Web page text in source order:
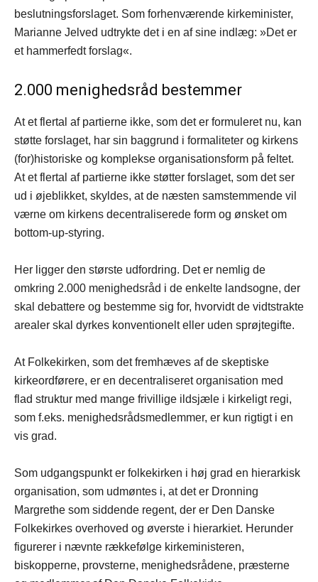
beslutningsforslaget. Som forhenværende kirkeminister,
Marianne Jelved udtrykte det i en af sine indlæg: »Det er
et hammerfedt forslag«.
2.000 menighedsråd bestemmer
At et flertal af partierne ikke, som det er formuleret nu, kan
støtte forslaget, har sin baggrund i formaliteter og kirkens
(for)historiske og komplekse organisationsform på feltet.
At et flertal af partierne ikke støtter forslaget, som det ser
ud i øjeblikket, skyldes, at de næsten samstemmende vil
værne om kirkens decentraliserede form og ønsket om
bottom-up-styring.
Her ligger den største udfordring. Det er nemlig de
omkring 2.000 menighedsråd i de enkelte landsogne, der
skal debattere og bestemme sig for, hvorvidt de vidtstrakte
arealer skal dyrkes konventionelt eller uden sprøjtegifte.
At Folkekirken, som det fremhæves af de skeptiske
kirkeordførere, er en decentraliseret organisation med
flad struktur med mange frivillige ildsjæle i kirkeligt regi,
som f.eks. menighedsrådsmedlemmer, er kun rigtigt i en
vis grad.
Som udgangspunkt er folkekirken i høj grad en hierarkisk
organisation, som udmøntes i, at det er Dronning
Margrethe som siddende regent, der er Den Danske
Folkekirkes overhoved og øverste i hierarkiet. Herunder
figurerer i nævnte rækkefølge kirkeministeren,
biskopperne, provsterne, menighedsrådene, præsterne